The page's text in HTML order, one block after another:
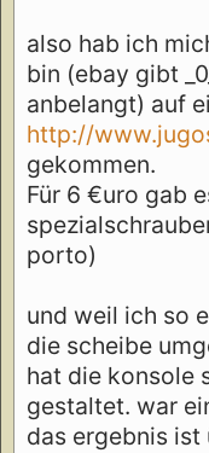
also hab ich
bin (ebay gibt
anbelangt) auf
http://
gekommen.
Für 6 €uro gab
porto)
und weil ich so
die scheibe
hat die konsole
gestaltet. war
das ergebnis ist